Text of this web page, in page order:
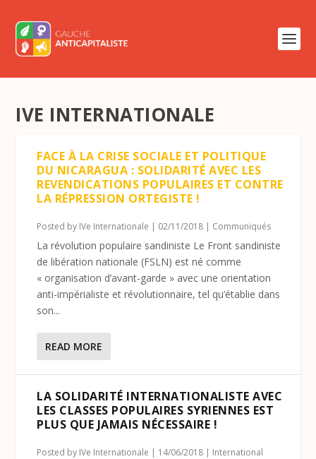
IVE INTERNATIONALE
FACE À LA CRISE SOCIALE ET POLITIQUE
DU NICARAGUA : SOLIDARITÉ AVEC LES
REVENDICATIONS POPULAIRES ET CONTRE
LA RÉPRESSION ORTEGISTE !
Posted by IVe Internationale | 02/11/2018 | Communiqués
La révolution populaire sandiniste Le Front sandiniste
de libération nationale (FSLN) est né comme
« organisation d’avant-garde » avec une orientation
anti-impérialiste et révolutionnaire, tel qu’établie dans
son...
READ MORE
LA SOLIDARITÉ INTERNATIONALISTE AVEC
LES CLASSES POPULAIRES SYRIENNES EST
PLUS QUE JAMAIS NÉCESSAIRE !
Posted by IVe Internationale | 14/06/2018 | International